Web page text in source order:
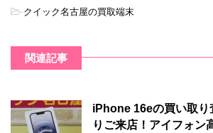
-クイック名古屋の買取端末
関連記事
iPhone 16eの買い取り
りご来店！アイフォン